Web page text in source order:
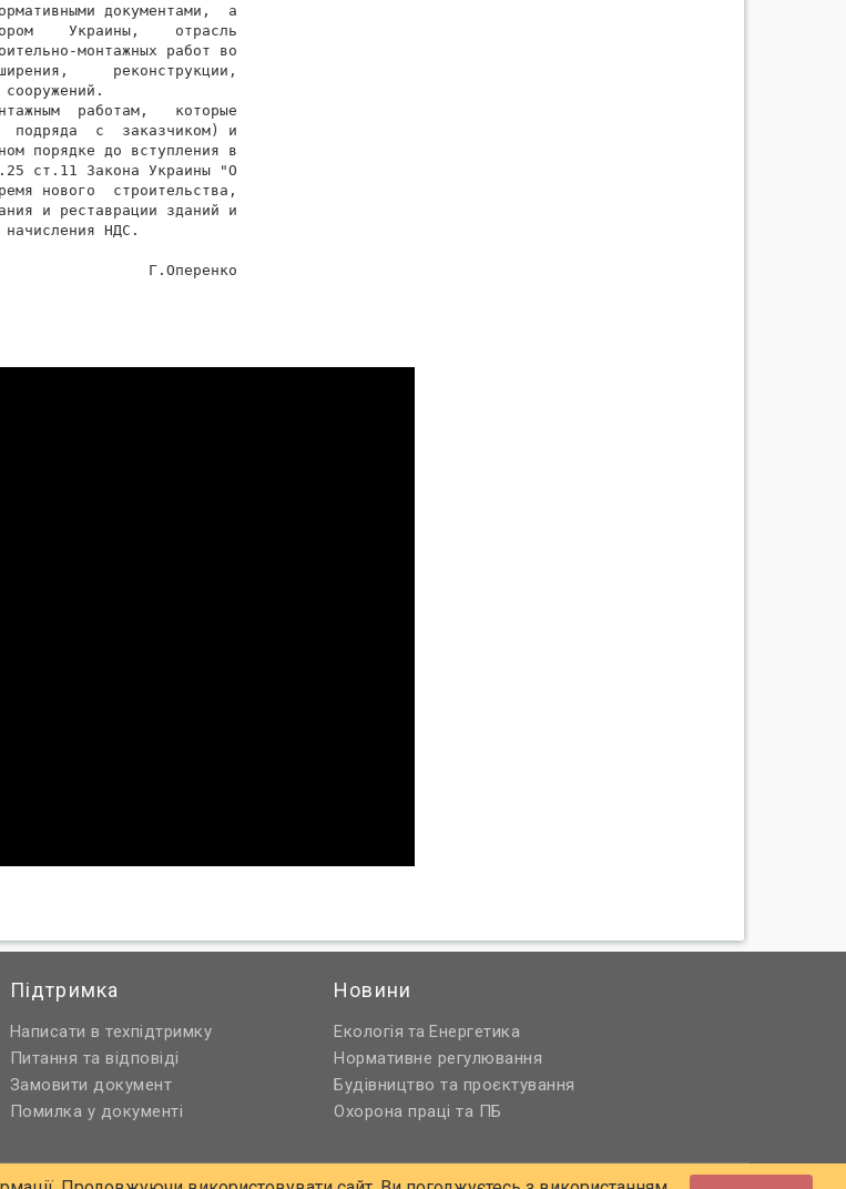
документами,  а
Украины,    отрасль
монтажных работ во
реконструкции,
работам,   которые
подряда  с  заказчиком) и
порядке до вступления в
ст.11 Закона Украины "О
нового  строительства,
и реставрации зданий и
НДС.
Г.Оперенко
Підтримка
Написати в техпідтримку
Питання та відповіді
Замовити документ
Помилка у документі
Новини
Екологія та Енергетика
Нормативне регулювання
Будівництво та проєктування
Охорона праці та ПБ